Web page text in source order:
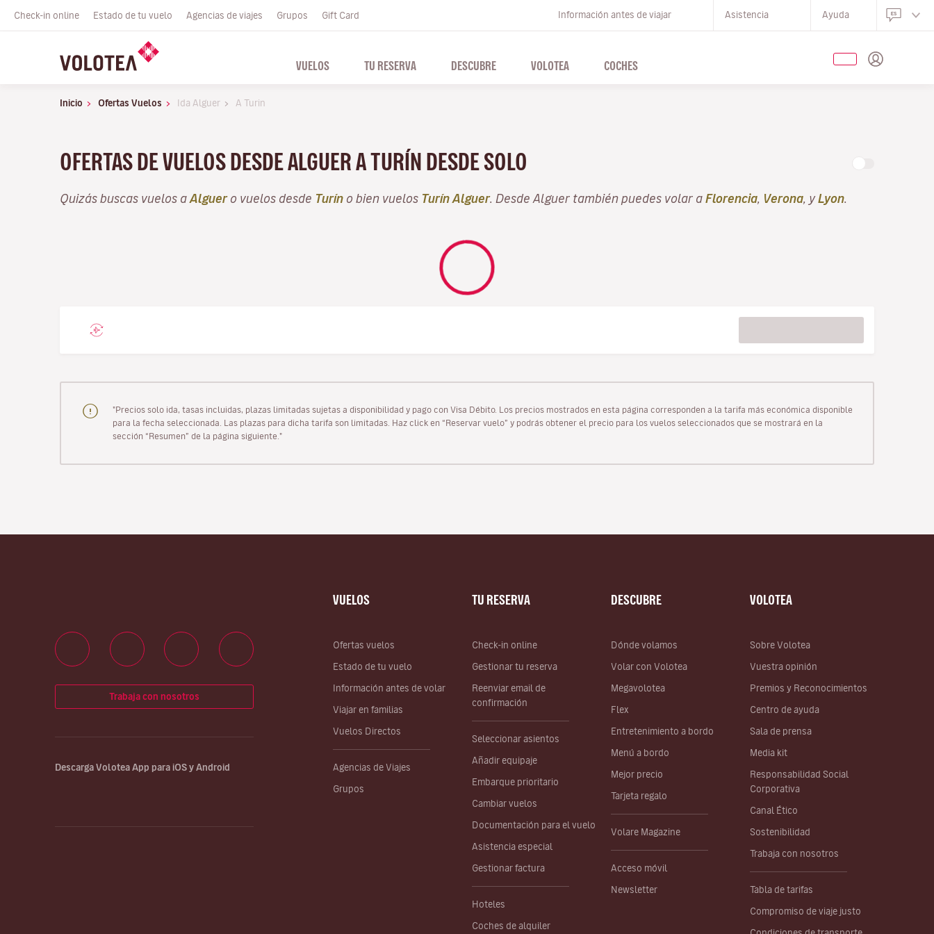
Check-in online Estado de tu vuelo Agencias de viajes Grupos Gift Card Información antes de viajar Asistencia Ayuda
VUELOS TU RESERVA DESCUBRE VOLOTEA COCHES
Inicio Ofertas Vuelos Ida Alguer A Turin
OFERTAS DE VUELOS DESDE ALGUER A TURÍN DESDE SOLO
Quizás buscas vuelos a Alguero vuelos desde Turín o bien vuelos Turín Alguer. Desde Alguer también puedes volar a Florencia Verona , yLyon
"Precios solo ida, tasas incluidas, plazas limitadas sujetas a disponibilidad y pago con Visa Débito. Los precios mostrados en esta página corresponden a la tarifa más económica disponible
para la fecha seleccionada. Las plazas para dicha tarifa son limitadas. Haz click en “Reservar vuelo” y podrás obtener el precio para los vuelos seleccionados que se mostrará en la
sección “Resumen” de la página siguiente."
VUELOS
Ofertas vuelos
Estado de tu vuelo
Información antes de volar
Viajar en familias
Vuelos Directos
Agencias de Viajes
Grupos
TU RESERVA
Check-in online
Gestionar tu reserva
Reenviar email de
confirmación
Seleccionar asientos
Añadir equipaje
Embarque prioritario
Cambiar vuelos
Documentación para el vuelo
Asistencia especial
Gestionar factura
Hoteles
Coches de alquiler
DESCUBRE
Dónde volamos
Volar con Volotea
Megavolotea
Flex
Entretenimiento a bordo
Menú a bordo
Mejor precio
Tarjeta regalo
Volare Magazine
Acceso móvil
Newsletter
VOLOTEA
Sobre Volotea
Vuestra opinión
Premios y Reconocimientos
Centro de ayuda
Sala de prensa
Media kit
Responsabilidad Social
Corporativa
Canal Ético
Sostenibilidad
Trabaja con nosotros
Tabla de tarifas
Compromiso de viaje justo
Trabaja con nosotros
Descarga Volotea App para iOS y Android